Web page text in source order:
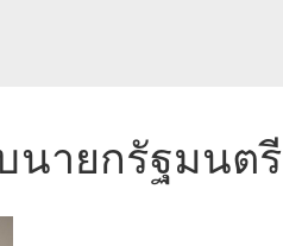
นายกรัฐมนตรี